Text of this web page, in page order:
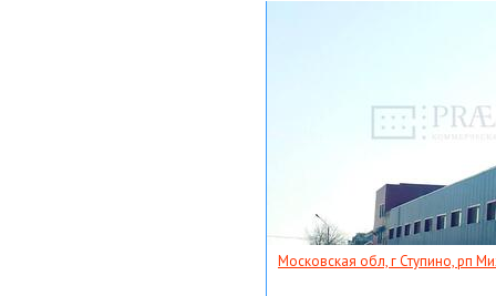
Московская обл, г Ступино, рп